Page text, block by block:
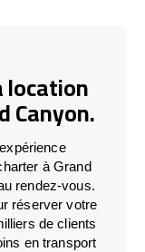
location
Canyon.
à Grand
rendez-vous.
réserver votre
de clients
en transport